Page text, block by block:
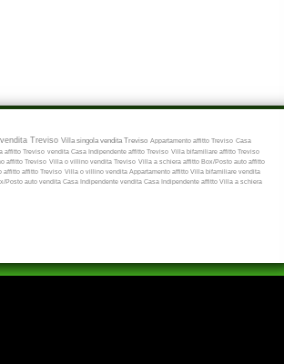
Treviso Villa singola vendita Treviso Appartamento affitto Treviso Casa
affitto Treviso vendita Casa Indipendente affitto Treviso Villa bifamiliare affitto Treviso
affitto Treviso Villa o villino vendita Treviso Villa a schiera affitto Box/Posto auto affitto
affitto affitto Treviso Villa o villino vendita Appartamento affitto Villa bifamiliare vendita
Posto auto vendita Casa Indipendente vendita Casa Indipendente affitto Villa a schiera